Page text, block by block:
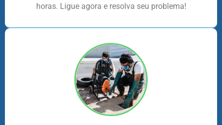
horas. Ligue agora e resolva seu problema!